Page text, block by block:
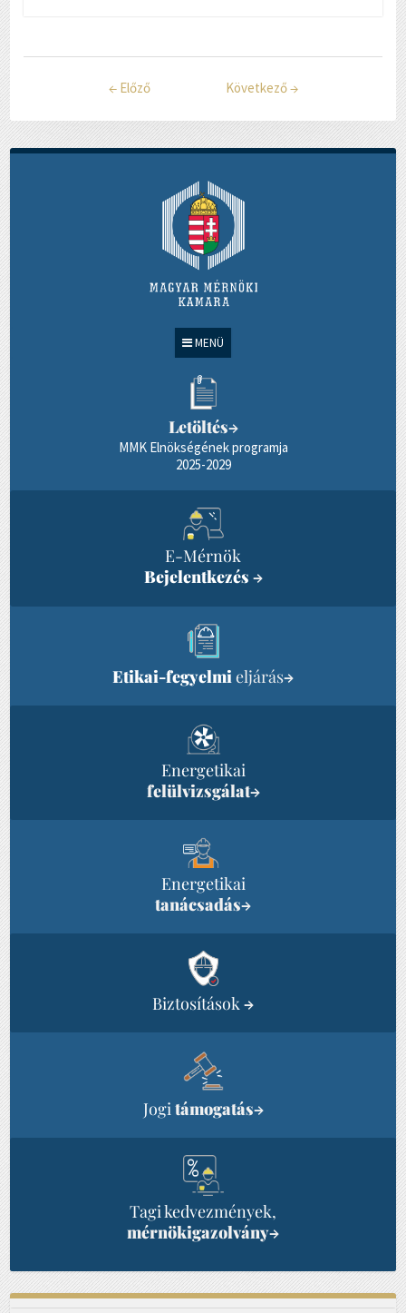
MENÜ
Letöltés→
MMK Elnökségének programja
2025-2029
E-Mérnök
Bejelentkezés →
Etikai-fegyelmi eljárás→
Energetikai
felülvizsgálat→
Energetikai
tanácsadás→
Biztosítások→
Jogi támogatás→
Tagi kedvezmények,
mérnökigazolvány→
← Előző Következő→